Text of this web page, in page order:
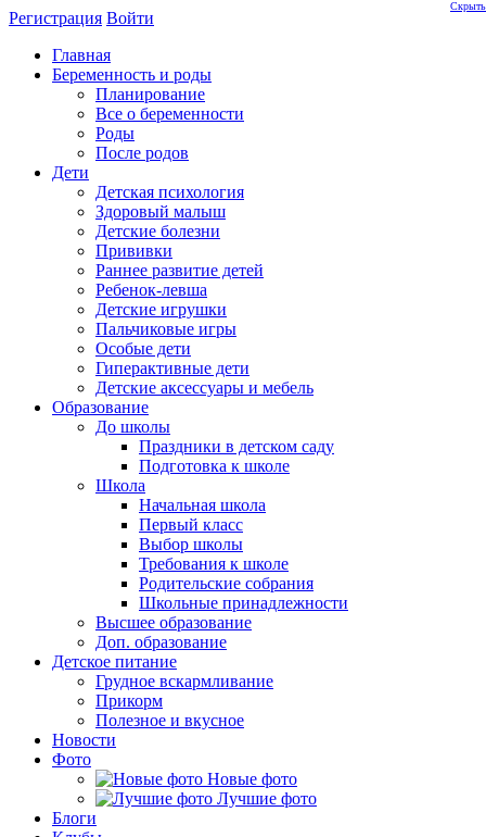
Регистрация Войти
Главная
Беременность и роды
Планирование
Все о беременности
Роды
После родов
Дети
Детская психология
Здоровый малыш
Детские болезни
Прививки
Раннее развитие детей
Ребенок-левша
Детские игрушки
Пальчиковые игры
Особые дети
Гиперактивные дети
Детские аксессуары и мебель
Образование
До школы
Праздники в детском саду
Подготовка к школе
Школа
Начальная школа
Первый класс
Выбор школы
Требования к школе
Родительские собрания
Школьные принадлежности
Высшее образование
Доп. образование
Детское питание
Грудное вскармливание
Прикорм
Полезное и вкусное
Новости
Фото
Новые фото
Лучшие фото
Блоги
Скрыть